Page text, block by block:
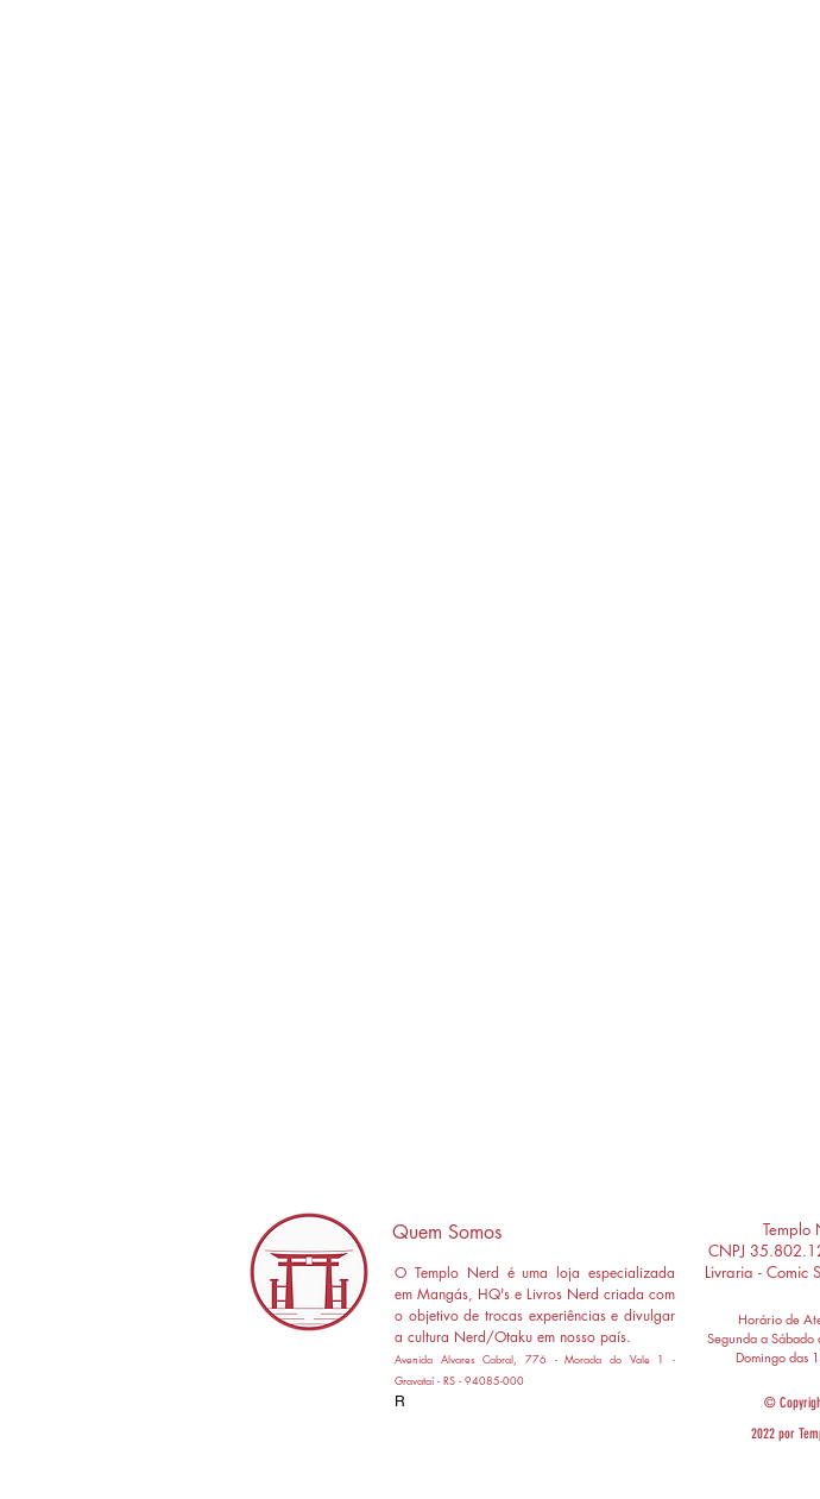
Quem Somos
O Templo Nerd é uma loja especializada
em Mangás, HQ's e Livros Nerd criada com
o objetivo de trocas experiências e divulgar
a cultura Nerd/Otaku em nosso país.
Avenida Alvares Cabral, 776 - Morada do Vale 1 -
Gravataí - RS - 94085-000
R
Templo
CNPJ
Livraria - Comic
Horário de
Segunda a
Domingo das
2022 por
©